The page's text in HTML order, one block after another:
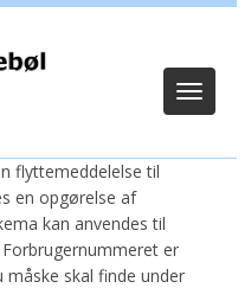
Toggle
flyttemeddelelse til
en opgørelse af
kan anvendes til
er
skal finde under